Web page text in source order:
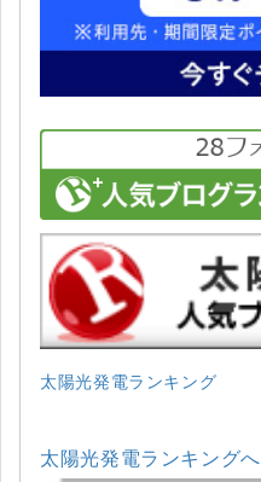
太陽光発電ランキング
太陽光発電ランキングへ